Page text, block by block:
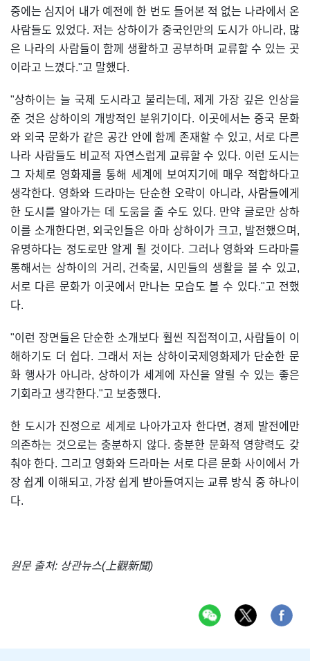
중에는 심지어 내가 예전에 한 번도 들어본 적 없는 나라에서 온
사람들도 있었다. 저는 상하이가 중국인만의 도시가 아니라, 많
은 나라의 사람들이 함께 생활하고 공부하며 교류할 수 있는 곳
이라고 느꼈다."고 말했다.
"상하이는 늘 국제 도시라고 불리는데, 제게 가장 깊은 인상을
준 것은 상하이의 개방적인 분위기이다. 이곳에서는 중국 문화
와 외국 문화가 같은 공간 안에 함께 존재할 수 있고, 서로 다른
나라 사람들도 비교적 자연스럽게 교류할 수 있다. 이런 도시는
그 자체로 영화제를 통해 세계에 보여지기에 매우 적합하다고
생각한다. 영화와 드라마는 단순한 오락이 아니라, 사람들에게
한 도시를 알아가는 데 도움을 줄 수도 있다. 만약 글로만 상하
이를 소개한다면, 외국인들은 아마 상하이가 크고, 발전했으며,
유명하다는 정도로만 알게 될 것이다. 그러나 영화와 드라마를
통해서는 상하이의 거리, 건축물, 시민들의 생활을 볼 수 있고,
서로 다른 문화가 이곳에서 만나는 모습도 볼 수 있다."고 전했
다.
"이런 장면들은 단순한 소개보다 훨씬 직접적이고, 사람들이 이
해하기도 더 쉽다. 그래서 저는 상하이국제영화제가 단순한 문
화 행사가 아니라, 상하이가 세계에 자신을 알릴 수 있는 좋은
기회라고 생각한다."고 보충했다.
한 도시가 진정으로 세계로 나아가고자 한다면, 경제 발전에만
의존하는 것으로는 충분하지 않다. 충분한 문화적 영향력도 갖
춰야 한다. 그리고 영화와 드라마는 서로 다른 문화 사이에서 가
장 쉽게 이해되고, 가장 쉽게 받아들여지는 교류 방식 중 하나이
다.
원문 출처: 상관뉴스(上觀新聞)